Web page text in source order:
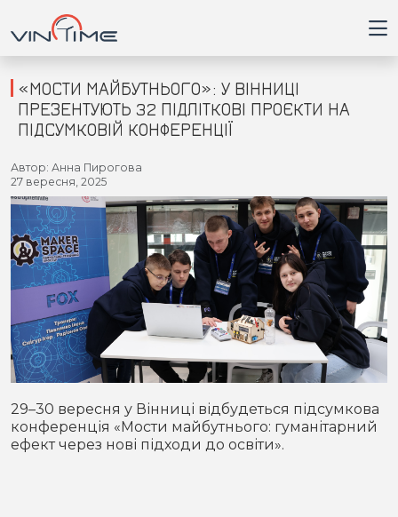
Головна
Війна
Новини
Кримінал
Здоров'я
Приватна думка
В кулуарах
Місто
Життя
«МОСТИ МАЙБУТНЬОГО»: У ВІННИЦІ
ПРЕЗЕНТУЮТЬ 32 ПІДЛІТКОВІ ПРОЄКТИ НА
ПІДСУМКОВІЙ КОНФЕРЕНЦІЇ
Автор: Анна Пирогова
27 вересня, 2025
29–30 вересня у Вінниці відбудеться підсумкова
конференція «Мости майбутнього: гуманітарний
ефект через нові підходи до освіти».